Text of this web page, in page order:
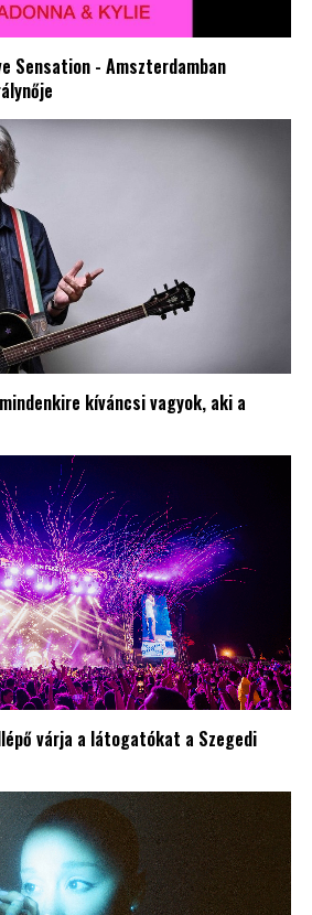
Sensation - Amszterdamban
kíváncsi vagyok, aki a
várja a látogatókat a Szegedi